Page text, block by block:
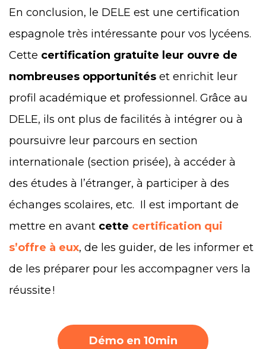
En conclusion, le DELE est une certification
espagnole très intéressante pour vos lycéens.
Cette certification gratuite leur ouvre de
nombreuses opportunités et enrichit leur
profil académique et professionnel. Grâce au
DELE, ils ont plus de facilités à intégrer ou à
poursuivre leur parcours en section
internationale (section prisée), à accéder à
des études à l’étranger, à participer à des
échanges scolaires, etc. Il est important de
mettre en avant cette certification qui
s’offre à eux, de les guider, de les informer et
de les préparer pour les accompagner vers la
réussite !
Démo en 10min